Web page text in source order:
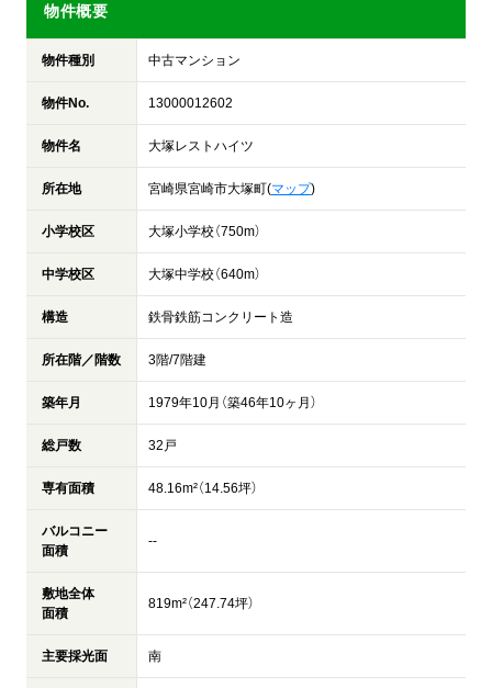
物件概要
物件種別 中古マンション
物件No. 13000012602
物件名 大塚レストハイツ
所在地 宮崎県宮崎市大塚町(マップ)
小学校区 大塚小学校（750m）
中学校区 大塚中学校（640m）
構造 鉄骨鉄筋コンクリート造
所在階／階数 3階/7階建
築年月 1979年10月（築46年10ヶ月）
総戸数 32戸
専有面積 48.16m²（14.56坪）
バルコニー
面積
--
敷地全体
面積
819m²（247.74坪）
主要採光面 南